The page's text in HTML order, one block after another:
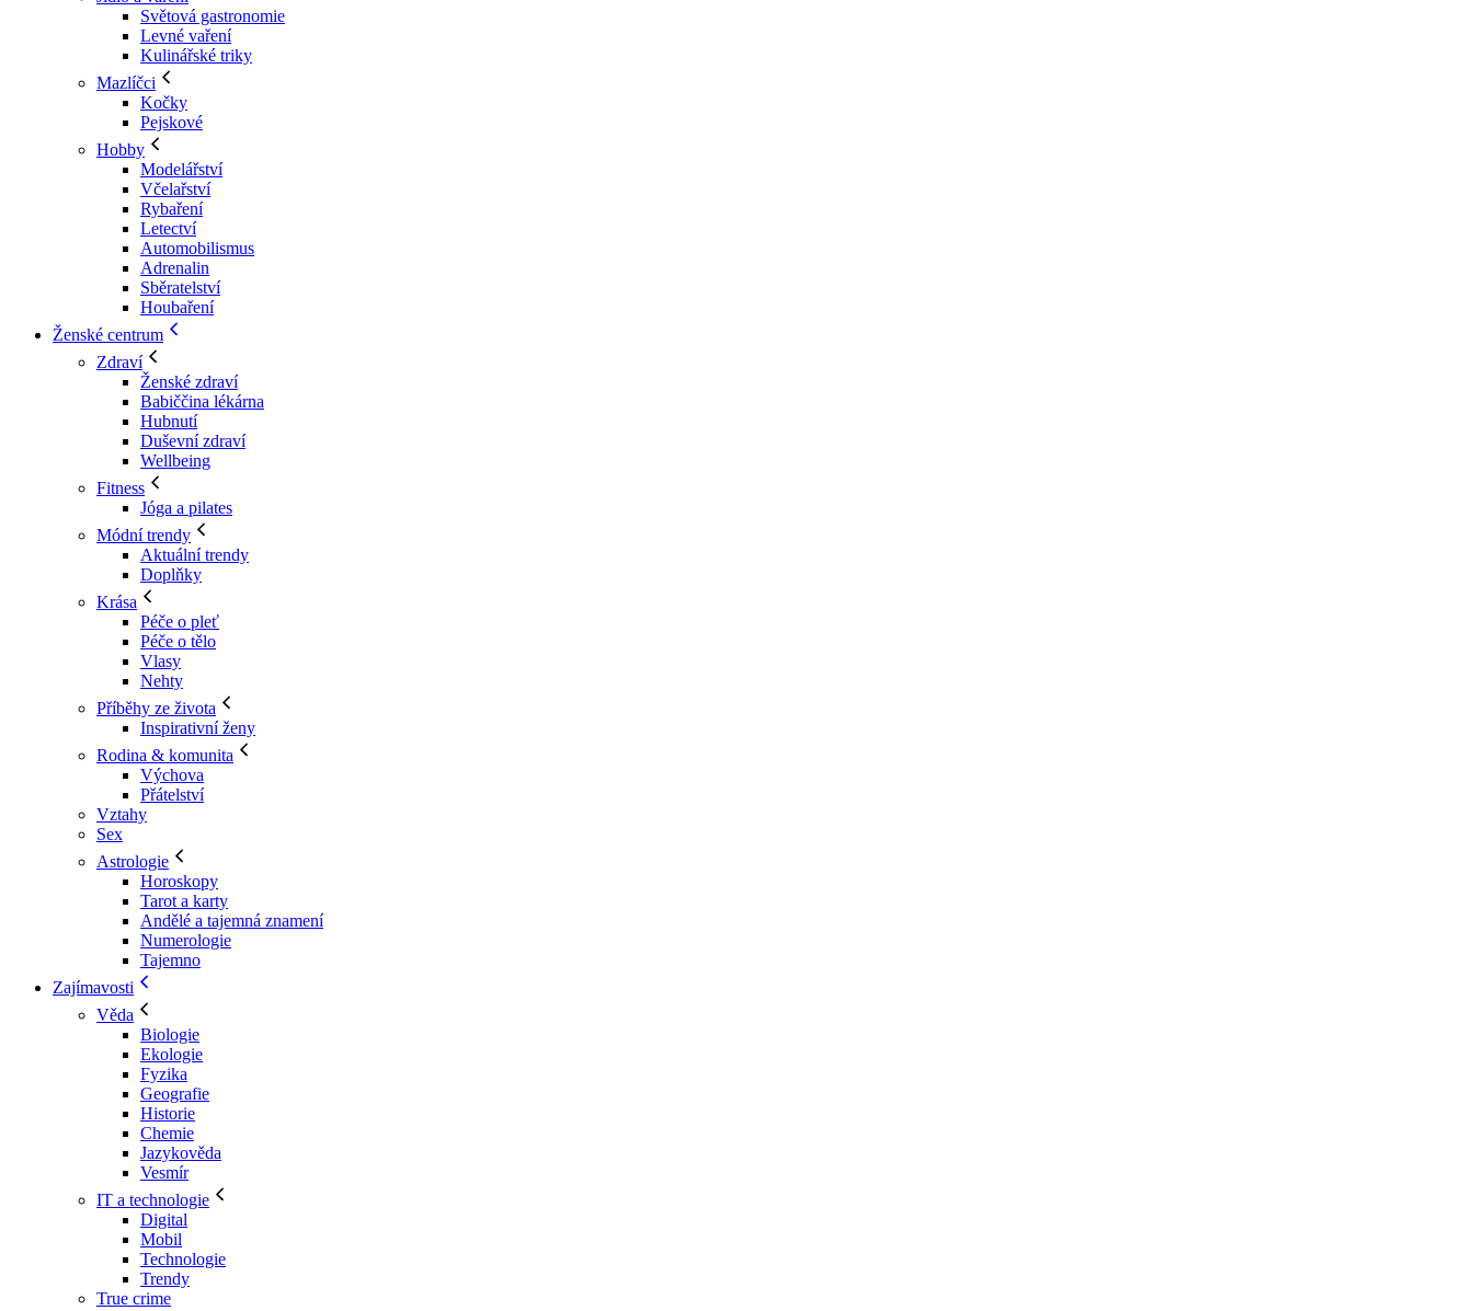
Světová gastronomie
Levné vaření
Kulinářské triky
Mazlíčci
Kočky
Pejskové
Hobby
Modelářství
Včelařství
Rybaření
Letectví
Automobilismus
Adrenalin
Sběratelství
Houbaření
Ženské centrum
Zdraví
Ženské zdraví
Babiččina lékárna
Hubnutí
Duševní zdraví
Wellbeing
Fitness
Jóga a pilates
Módní trendy
Aktuální trendy
Doplňky
Krása
Péče o pleť
Péče o tělo
Vlasy
Nehty
Příběhy ze života
Inspirativní ženy
Rodina & komunita
Výchova
Přátelství
Vztahy
Sex
Astrologie
Horoskopy
Tarot a karty
Andělé a tajemná znamení
Numerologie
Tajemno
Zajímavosti
Věda
Biologie
Ekologie
Fyzika
Geografie
Historie
Chemie
Jazykověda
Vesmír
IT a technologie
Digital
Mobil
Technologie
Trendy
True crime